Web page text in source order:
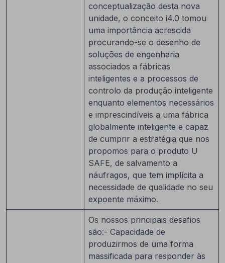
conceptualização desta nova
unidade, o conceito i4.0 tomou
uma importância acrescida
procurando-se o desenho de
soluções de engenharia
associados a fábricas
inteligentes e a processos de
controlo da produção inteligente
enquanto elementos necessários
e imprescindíveis a uma fábrica
globalmente inteligente e capaz
de cumprir a estratégia que nos
propomos para o produto U
SAFE, de salvamento a
náufragos, que tem implícita a
necessidade de qualidade no seu
expoente máximo.
Os nossos principais desafios
são:- Capacidade de
produzirmos de uma forma
massificada para responder às